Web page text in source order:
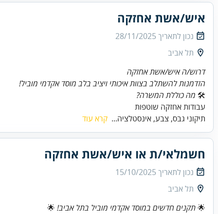
איש/אשת אחזקה
נכון לתאריך28/11/2025
תל אביב
דרוש/ה איש/אשת אחזקה
הזדמנות להשתלב בצוות איכותי ויציב בלב מוסד אקדמי מוביל!
🛠 מה כוללת המשרה?
עבודות אחזקה שוטפות
תיקוני גבס, צבע, אינסטלציה... קרא עוד
חשמלאי/ת או איש/אשת אחזקה
נכון לתאריך15/10/2025
תל אביב
🌟תקנים חדשים במוסד אקדמי מוביל בתל אביב!